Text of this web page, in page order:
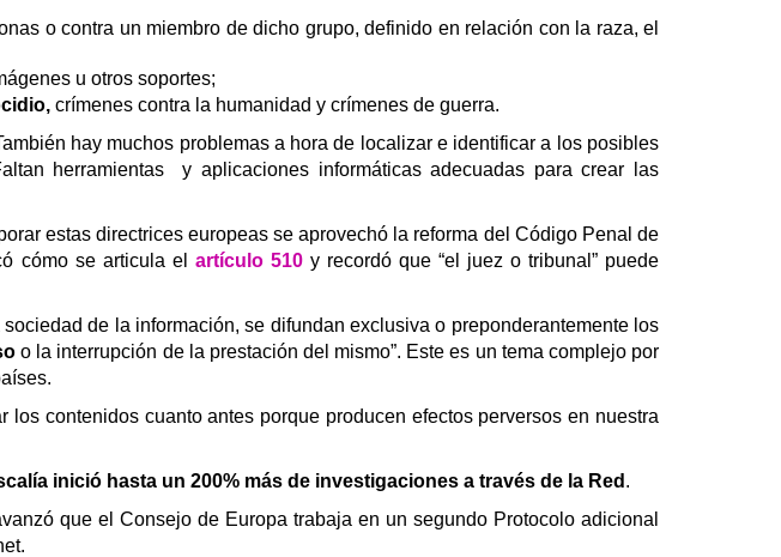
o contra un miembro de dicho grupo, definido en relación con la raza, el
u otros soportes;
crímenes contra la humanidad y crímenes de guerra.
hay muchos problemas a hora de localizar e identificar a los posibles
herramientas y aplicaciones informáticas adecuadas para crear las
estas directrices europeas se aprovechó la reforma del Código Penal de
cómo se articula el artículo 510y recordó que “el juez o tribunal” puede
de la información, se difundan exclusiva o preponderantemente los
o la interrupción de la prestación del mismo”. Este es un tema complejo por
contenidos cuanto antes porque producen efectos perversos en nuestra
inició hasta un 200% más de investigaciones a través de la Red .
que el Consejo de Europa trabaja en un segundo Protocolo adicional